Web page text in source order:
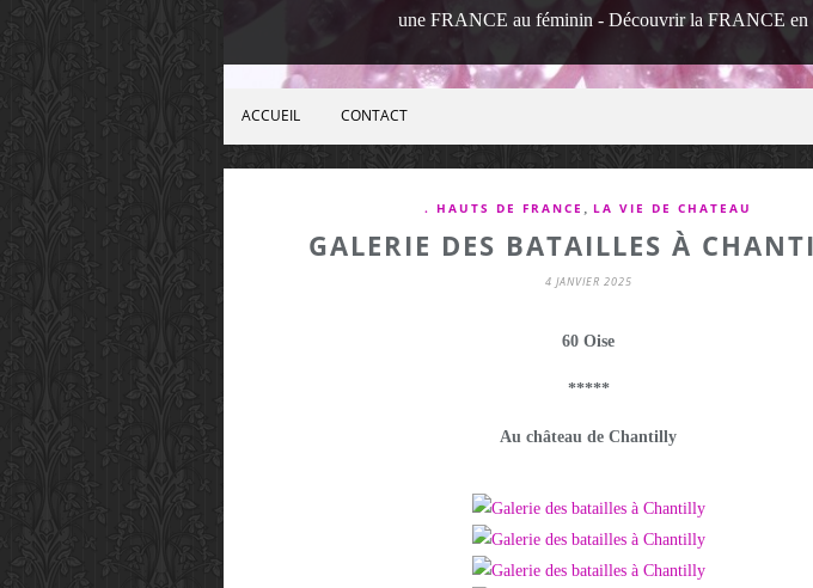
une FRANCE au féminin - Découvrir la FRANCE
ACCUEIL CONTACT
. HAUTS DE FRANCE LA VIE DE CHATEAU
GALERIE DES BATAILLES À
4 JANVIER 2025
60 Oise
*****
Au château de Chantilly